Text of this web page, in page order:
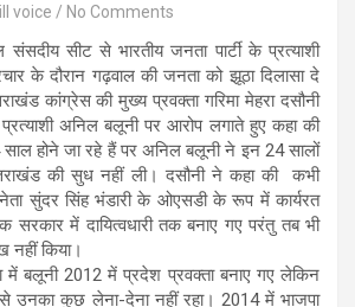
voice No Comments
संसदीय सीट से भारतीय जनता पार्टी के प्रत्याशी
के दौरान गढ़वाल की जनता को झूठा दिलासा दे
कांग्रेस की मुख्य प्रवक्ता गरिमा मेहरा दसौनी
अनिल बलूनी पर आरोप लगाते हुए कहा की
होने जा रहे हैं पर अनिल बलूनी ने इन 24 सालों
की सुध नहीं ली। दसौनी ने कहा की कभी
सुंदर सिंह भंडारी के ओएसडी के रूप में कार्यरत
सरकार में दायित्वधारी तक बनाए गए परंतु तब भी
नहीं किया।
में बलूनी 2012 में प्रदेश प्रवक्ता बनाए गए लेकिन
उनका कुछ लेना-देना नहीं रहा। 2014 में भाजपा